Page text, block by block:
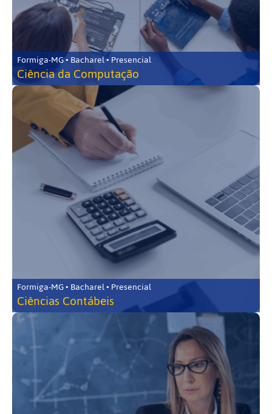
Formiga-MG • Bacharel • Presencial
Ciência da Computação
Formiga-MG • Bacharel • Presencial
Ciências Contábeis